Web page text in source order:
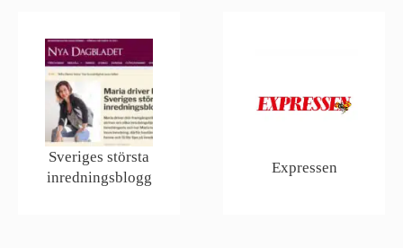
Sveriges största
inredningsblogg
Expressen